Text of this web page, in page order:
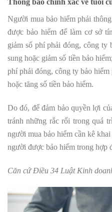
Thông báo chính xác về tuổi
Người mua bảo hiểm phải
được bảo hiểm để làm cơ sở
giảm số phí phải đóng, công ty
sung hoặc giảm số tiền bảo
phí phải đóng, công ty bảo
hoặc tăng số tiền bảo hiểm.
Do đó, để đảm bảo quyền lợi
tránh những rắc rối trong quá
người mua bảo hiểm cần kê
người được bảo hiểm trong hợp
Căn cứ Điều 34 Luật Kinh